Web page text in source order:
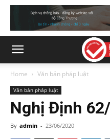
Home Văn bản pháp luật
Văn bản pháp luật
Nghị Định
By admin - 23/06/2020